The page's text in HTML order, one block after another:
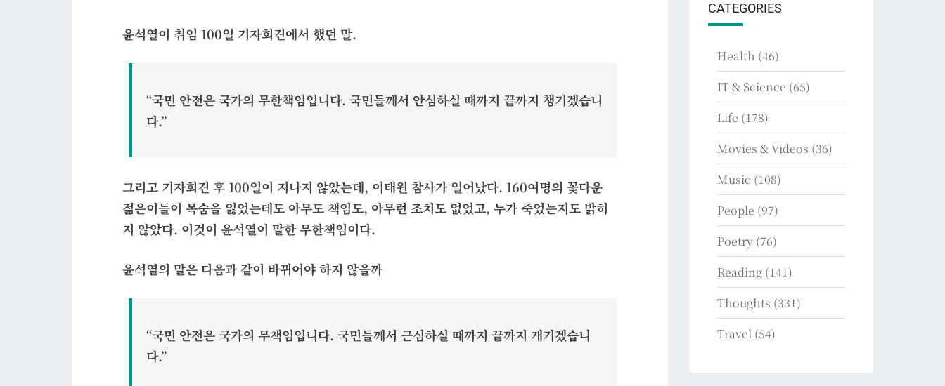
윤석열이 취임 100일 기자회견에서 했던 말.
“국민 안전은 국가의 무한책임입니다. 국민들께서 안심하실 때까지 끝까지 챙기겠습니
다.”
그리고 기자회견 후 100일이 지나지 않았는데, 이태원 참사가 일어났다. 160여명의 꽃다운
젊은이들이 목숨을 잃었는데도 아무도 책임도, 아무런 조치도 없었고, 누가 죽었는지도 밝히
지 않았다. 이것이 윤석열이 말한 무한책임이다.
윤석열의 말은 다음과 같이 바뀌어야 하지 않을까
“국민 안전은 국가의 무책임입니다. 국민들께서 근심하실 때까지 끝까지 개기겠습니
다.”
CATEGORIES
Health (46)
IT & Science (65)
Life (178)
Movies & Videos (36)
Music (108)
People (97)
Poetry(76)
Reading(141)
Thoughts (331)
Travel(54)